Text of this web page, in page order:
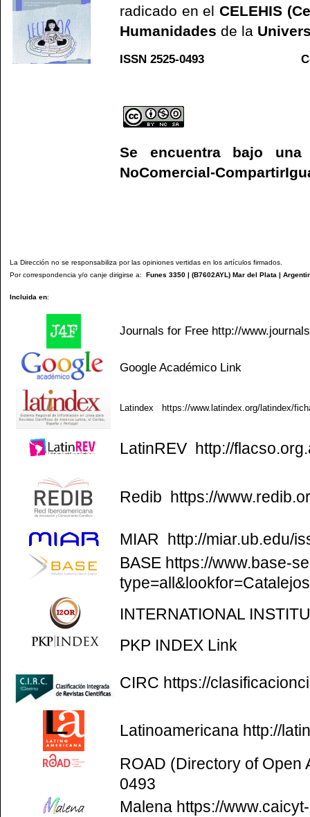
radicado en el CELEHIS
Humanidades de la
ISSN 2525-0493 C
Se encuentra bajo
NoComercial-
La Dirección no se responsabiliza por las opiniones vertidas en los artículos firmados.
Por correspondencia y/o canje dirigirse a: Funes 3350 | (B7602AYL) Mar del Plata |
Incluida en:
Journals for Free http://
Google Académico Link
Latindex https://www.latindex.org/latindex/
LatinREV http://
Redib https://
MIAR
http://miar.ub.edu/
BASE https://www.base-
INTERNATIONAL
PKP INDEX Link
CIRC https://
Latinoamericana http://
ROAD (Directory of Open
0493
Malena https://